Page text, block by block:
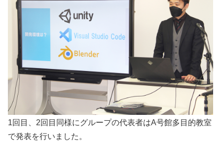
1回目、2回目同様にグループの代表者はA号館多目的教室
で発表を行いました。